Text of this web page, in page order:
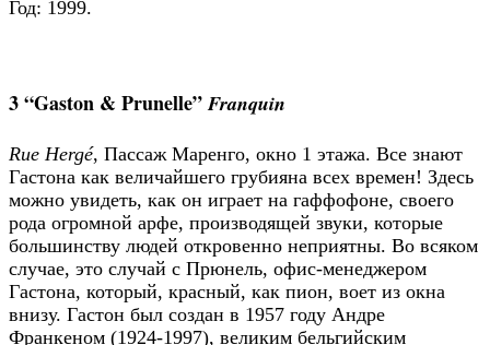
Год: 1999.
3 “Gaston & Prunelle”Franquin
Rue Hergé, Пассаж Маренго, окно 1 этажа. Все знают
Гастона как величайшего грубияна всех времен! Здесь
можно увидеть, как он играет на гаффофоне, своего
рода огромной арфе, производящей звуки, которые
большинству людей откровенно неприятны. Во всяком
случае, это случай с Прюнель, офис-менеджером
Гастона, который, красный, как пион, воет из окна
внизу. Гастон был создан в 1957 году Андре
Франкеном (1924-1997), великим бельгийским